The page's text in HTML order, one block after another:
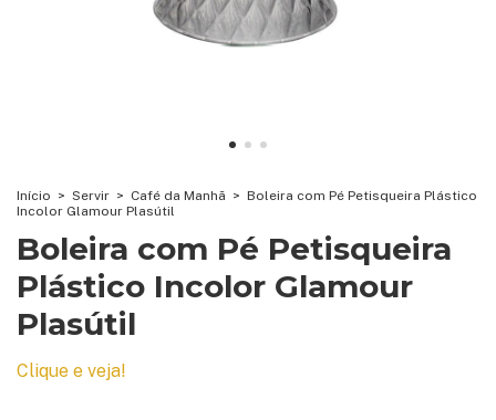
Início > Servir > Café da Manhã > Boleira com Pé Petisqueira Plástico
Incolor Glamour Plasútil
Boleira com Pé Petisqueira
Plástico Incolor Glamour
Plasútil
Clique e veja!